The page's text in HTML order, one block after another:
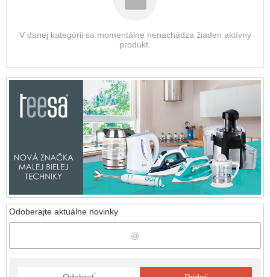
Odoberajte aktuálne novinky
V danej kategórii sa momentálne nenachádza žiaden aktívny
produkt.